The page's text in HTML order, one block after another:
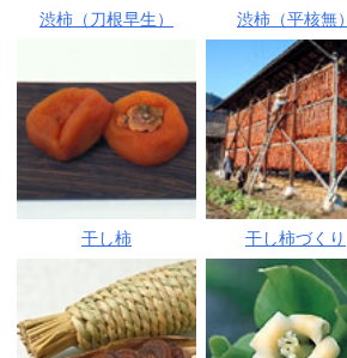
渋柿（刀根早生） 渋柿（平核無）
干し柿 干し柿づくり